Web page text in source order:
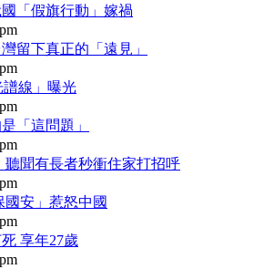
「假旗行動」嫁禍
留下真正的「遠見」
譜線」曝光
「這問題」
聞有長者秒衝住家打招呼
安」惹怒中國
享年27歲